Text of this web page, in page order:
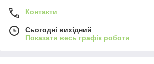
Контакти
Сьогодні вихідний
Показати весь графік роботи